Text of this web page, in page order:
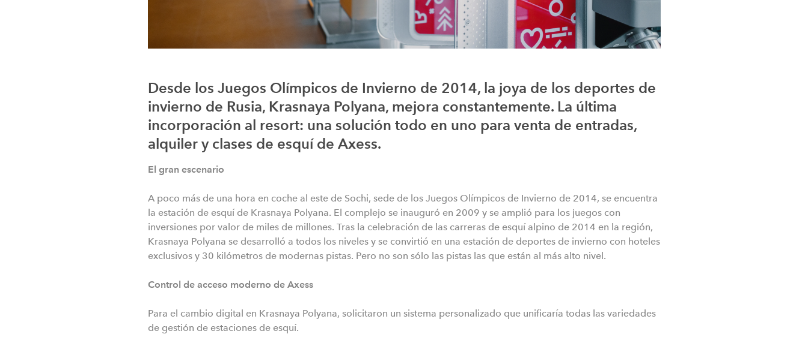
Desde los Juegos Olímpicos de Invierno de 2014, la joya de los deportes de
invierno de Rusia, Krasnaya Polyana, mejora constantemente. La última
incorporación al resort: una solución todo en uno para venta de entradas,
alquiler y clases de esquí de Axess.
El gran escenario
A poco más de una hora en coche al este de Sochi, sede de los Juegos Olímpicos de Invierno de 2014, se encuentra
la estación de esquí de Krasnaya Polyana. El complejo se inauguró en 2009 y se amplió para los juegos con
inversiones por valor de miles de millones. Tras la celebración de las carreras de esquí alpino de 2014 en la región,
Krasnaya Polyana se desarrolló a todos los niveles y se convirtió en una estación de deportes de invierno con hoteles
exclusivos y 30 kilómetros de modernas pistas. Pero no son sólo las pistas las que están al más alto nivel.
Control de acceso moderno de Axess
Para el cambio digital en Krasnaya Polyana, solicitaron un sistema personalizado que unificaría todas las variedades
de gestión de estaciones de esquí.